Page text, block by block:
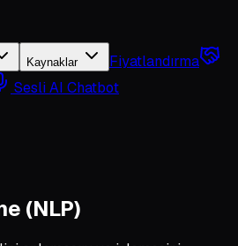
Kaynaklar
Fiyatlandırma
Sesli AI Chatbot
(NLP)